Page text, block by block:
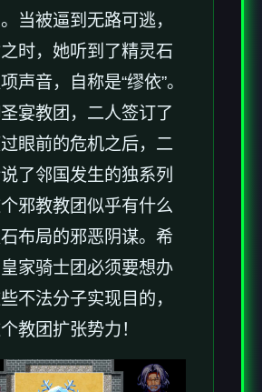
当被逼到无路可逃，
时，她听到了精灵石
声音，自称是“缪依”。
宴教团，二人签订了
眼前的危机之后，二
了邻国发生的独系列
邪教教团似乎有什么
布局的邪恶阴谋。希
家骑士团必须要想办
不法分子实现目的，
教团扩张势力！